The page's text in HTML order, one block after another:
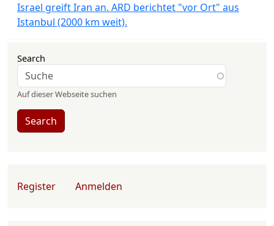
Israel greift Iran an. ARD berichtet "vor Ort" aus
Istanbul (2000 km weit).
Search
Auf dieser Webseite suchen
Search
User account menu
Register Anmelden